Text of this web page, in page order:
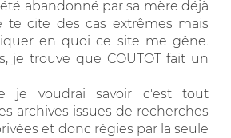
abandonné par sa mère déjà
te cite des cas extrêmes mais
en quoi ce site me gêne.
je trouve que COUTOT fait un
je voudrai savoir c'est tout
archives issues de recherches
et donc régies par la seule